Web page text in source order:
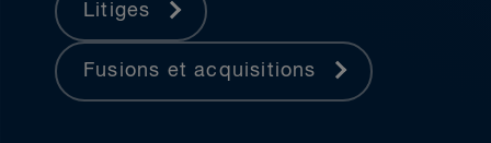
Litiges
Fusions et acquisitions